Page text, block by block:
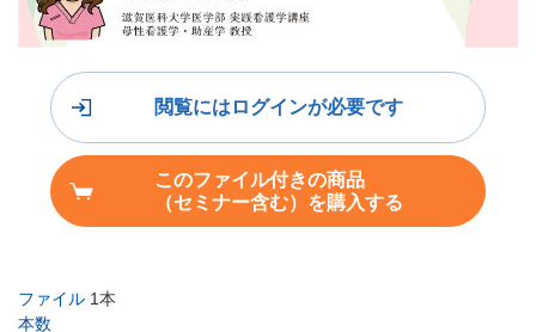
ファイル
本数
1本
閲覧にはログインが必要です
このファイル付きの商品
（セミナー含む）を購入する